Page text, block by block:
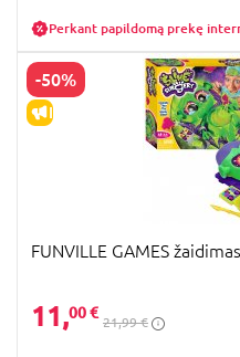
Perkant papildomą prekę
-50%
IŠPARDAVIMAS
FUNVILLE GAMES
11,00 €
21,99 €